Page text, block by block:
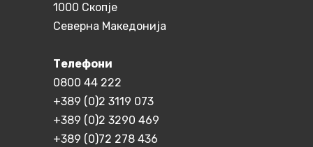
1000 Скопје
Северна Македонија
Телефони
0800 44 222
+389 (0)2 3119 073
+389 (0)2 3290 469
+389 (0)72 278 436